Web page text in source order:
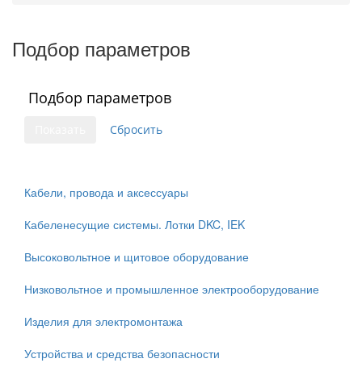
Подбор параметров
Подбор параметров
Кабели, провода и аксессуары
Кабеленесущие системы. Лотки DKC, IEK
Высоковольтное и щитовое оборудование
Низковольтное и промышленное электрооборудование
Изделия для электромонтажа
Устройства и средства безопасности